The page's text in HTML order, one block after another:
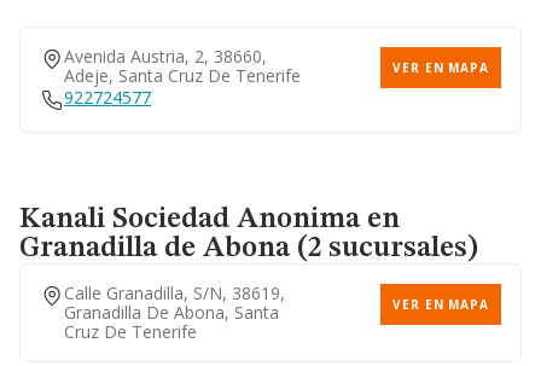
Avenida Austria, 2, 38660,
Adeje, Santa Cruz De Tenerife
VER EN MAPA
922724577
Kanali Sociedad Anonimaen
Granadilla de Abona (2 sucursales)
Calle Granadilla, S/n, 38619,
Granadilla De Abona, Santa
Cruz De Tenerife
VER EN MAPA